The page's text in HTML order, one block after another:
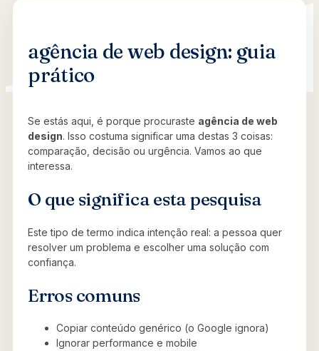
agência de web design: guia
prático
Se estás aqui, é porque procuraste agência de web
design. Isso costuma significar uma destas 3 coisas:
comparação, decisão ou urgência. Vamos ao que
interessa.
O que significa esta pesquisa
Este tipo de termo indica intenção real: a pessoa quer
resolver um problema e escolher uma solução com
confiança.
Erros comuns
Copiar conteúdo genérico (o Google ignora)
Ignorar performance e mobile